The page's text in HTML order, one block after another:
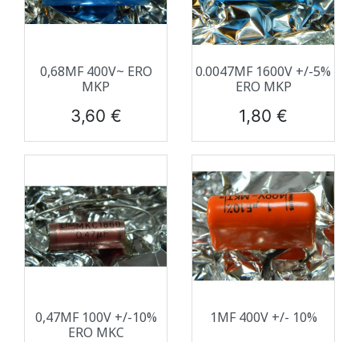
0,68ΜF 400V~ ERO
MKP
Prix
3,60 €
0.0047ΜF 1600V +/-5%
ERO MKP
Prix
1,80 €
0,47ΜF 100V +/-10%
ERO MKC
1ΜF 400V +/- 10%